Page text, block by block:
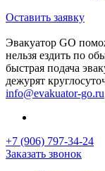
Оставить заявку
Эвакуатор GO
нельзя ездить по
быстрая подача
дежурят
info@evakuator-go.ru
+7 (906) 797-34-24
Заказать звонок